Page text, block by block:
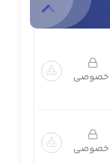
خصوصی
خصوصی